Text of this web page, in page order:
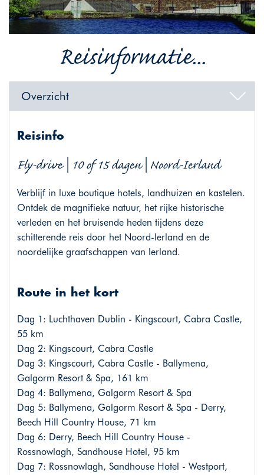
Reisinformatie...
Overzicht
Reisinfo
Fly-drive | 10 of 15 dagen | Noord-Ierland
Verblijf in luxe boutique hotels, landhuizen en kastelen.
Ontdek de magnifieke natuur, het rijke historische
verleden en het bruisende heden tijdens deze
schitterende reis door het Noord-Ierland en de
noordelijke graafschappen van Ierland.
Route in het kort
Dag 1: Luchthaven Dublin - Kingscourt, Cabra Castle,
55 km
Dag 2: Kingscourt, Cabra Castle
Dag 3: Kingscourt, Cabra Castle - Ballymena,
Galgorm Resort & Spa, 161 km
Dag 4: Ballymena, Galgorm Resort & Spa
Dag 5: Ballymena, Galgorm Resort & Spa - Derry,
Beech Hill Country House, 71 km
Dag 6: Derry, Beech Hill Country House -
Rossnowlagh, Sandhouse Hotel, 95 km
Dag 7: Rossnowlagh, Sandhouse Hotel - Westport,